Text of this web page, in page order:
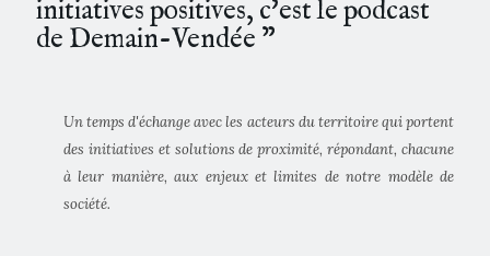
initiatives positives, c'est le podcast
de Demain-Vendée ”
Un temps d'échange avec les acteurs du territoire qui portent
des initiatives et solutions de proximité, répondant, chacune
à leur manière, aux enjeux et limites de notre modèle de
société.